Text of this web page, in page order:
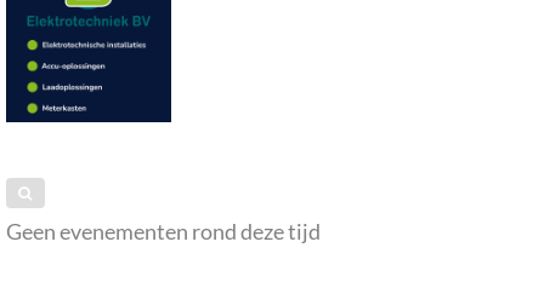
Geen evenementen rond deze tijd